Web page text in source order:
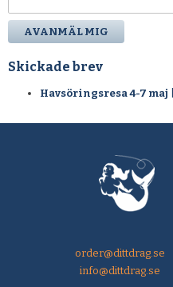
Skickade brev
Havsöringsresa 4-7 maj
order@dittdrag.se
info@dittdrag.se